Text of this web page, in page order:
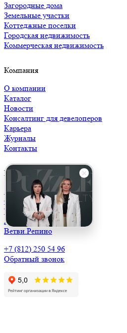
Загородные дома
Земельные участки
Коттеджные поселки
Городская недвижимость
Коммерческая недвижимость
Компания
О компании
Каталог
Новости
Консалтинг для девелоперов
Карьера
Журналы
Контакты
Наши поселки
39/19
Сосны
Твоя бухта
Арт’д Эко Club
Ветви.Репино
+7 (812) 250 54 96
Обратный звонок